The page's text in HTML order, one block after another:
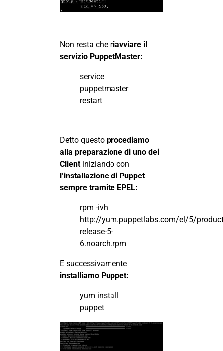
Non resta che riavviare il
servizio PuppetMaster:
service
puppetmaster
restart
Detto questo procediamo
alla preparazione di uno dei
Client iniziando con
l’installazione di Puppet
sempre tramite EPEL:
rpm -ivh
http://yum.puppetlabs.com/el/5/
release-5-
6.noarch.rpm
E successivamente
installiamo Puppet:
yum install
puppet